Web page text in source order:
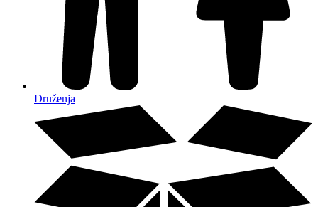
Druženja